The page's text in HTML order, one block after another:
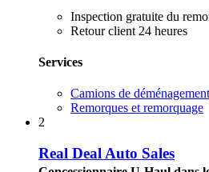
Inspection gratuite du
Retour client 24 heures
Services
Camions de déménagement
Remorques et remorquage
2
Real Deal Auto Sales